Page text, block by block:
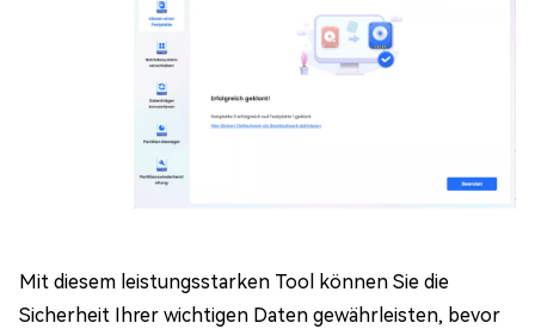
Mit diesem leistungsstarken Tool können Sie die
Sicherheit Ihrer wichtigen Daten gewährleisten, bevor